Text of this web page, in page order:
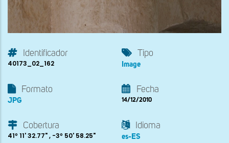
Identificador
40173_02_162
Tipo
Image
Formato
JPG
Fecha
14/12/2010
Cobertura
41º 11' 32.77" , -3º 50' 58.25"
Idioma
es-ES